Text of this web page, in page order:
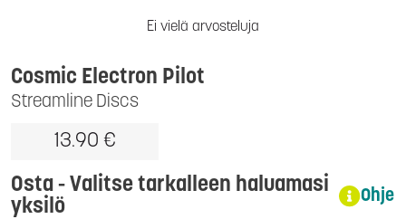
Ei vielä arvosteluja
Streamline Discs
Cosmic Electron Pilot
13.90 €
Osta - Valitse tarkalleen haluamasi
yksilö
Ohje